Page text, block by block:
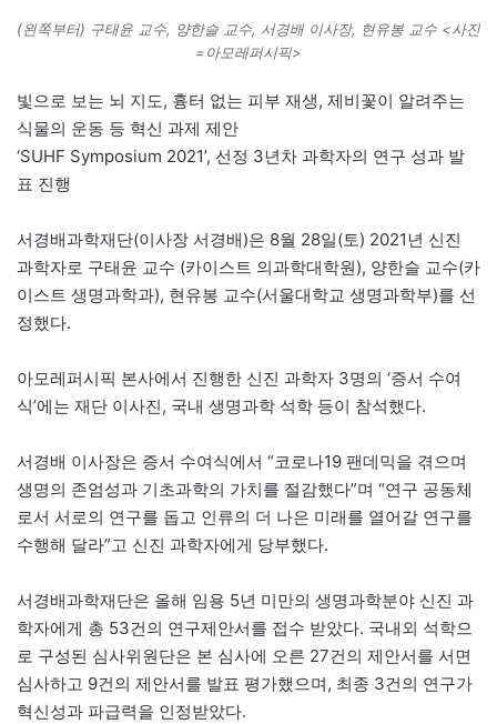
(왼쪽부터) 구태윤 교수, 양한슬 교수, 서경배 이사장, 현유봉 교수 <사진
=아모레퍼시픽>
빛으로 보는 뇌 지도, 흉터 없는 피부 재생, 제비꽃이 알려주는
식물의 운동 등 혁신 과제 제안
‘SUHF Symposium 2021’, 선정 3년차 과학자의 연구 성과 발
표 진행
서경배과학재단(이사장 서경배)은 8월 28일(토) 2021년 신진
과학자로 구태윤 교수 (카이스트 의과학대학원), 양한슬 교수(카
이스트 생명과학과), 현유봉 교수(서울대학교 생명과학부)를 선
정했다.
아모레퍼시픽 본사에서 진행한 신진 과학자 3명의 ‘증서 수여
식’에는 재단 이사진, 국내 생명과학 석학 등이 참석했다.
서경배 이사장은 증서 수여식에서 “코로나19 팬데믹을 겪으며
생명의 존엄성과 기초과학의 가치를 절감했다”며 “연구 공동체
로서 서로의 연구를 돕고 인류의 더 나은 미래를 열어갈 연구를
수행해 달라”고 신진 과학자에게 당부했다.
서경배과학재단은 올해 임용 5년 미만의 생명과학분야 신진 과
학자에게 총 53건의 연구제안서를 접수 받았다. 국내외 석학으
로 구성된 심사위원단은 본 심사에 오른 27건의 제안서를 서면
심사하고 9건의 제안서를 발표 평가했으며, 최종 3건의 연구가
혁신성과 파급력을 인정받았다.